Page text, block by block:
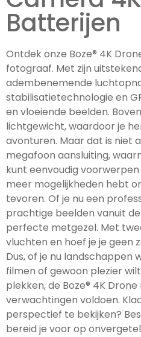
Batterijen
Ontdek onze Boze® 4K
fotograaf. Met zijn
adembenemende
stabilisatietechnologie en
en vloeiende beelden.
lichtgewicht, waardoor je
avonturen. Maar dat is niet
megafoon aansluiting,
kunt eenvoudig
meer mogelijkheden hebt
tevoren. Of je nu een
prachtige beelden vanuit
perfecte metgezel. Met
vluchten en hoef je je geen
Dus, of je nu
filmen of gewoon plezier
plekken, de Boze® 4K
verwachtingen voldoen.
perspectief te bekijken?
bereid je voor op